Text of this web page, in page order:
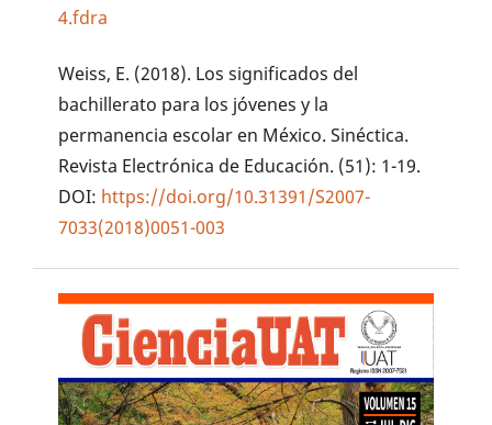
4.fdra
Weiss, E. (2018). Los significados del
bachillerato para los jóvenes y la
permanencia escolar en México. Sinéctica.
Revista Electrónica de Educación. (51): 1-19.
DOI: https://doi.org/10.31391/S2007-
7033(2018)0051-003